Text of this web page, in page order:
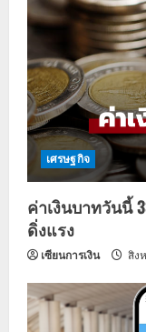
เศรษฐกิจ
ค่าเงินบาทวันนี้
ดิ่งแรง
เซียนการเงิน สิง